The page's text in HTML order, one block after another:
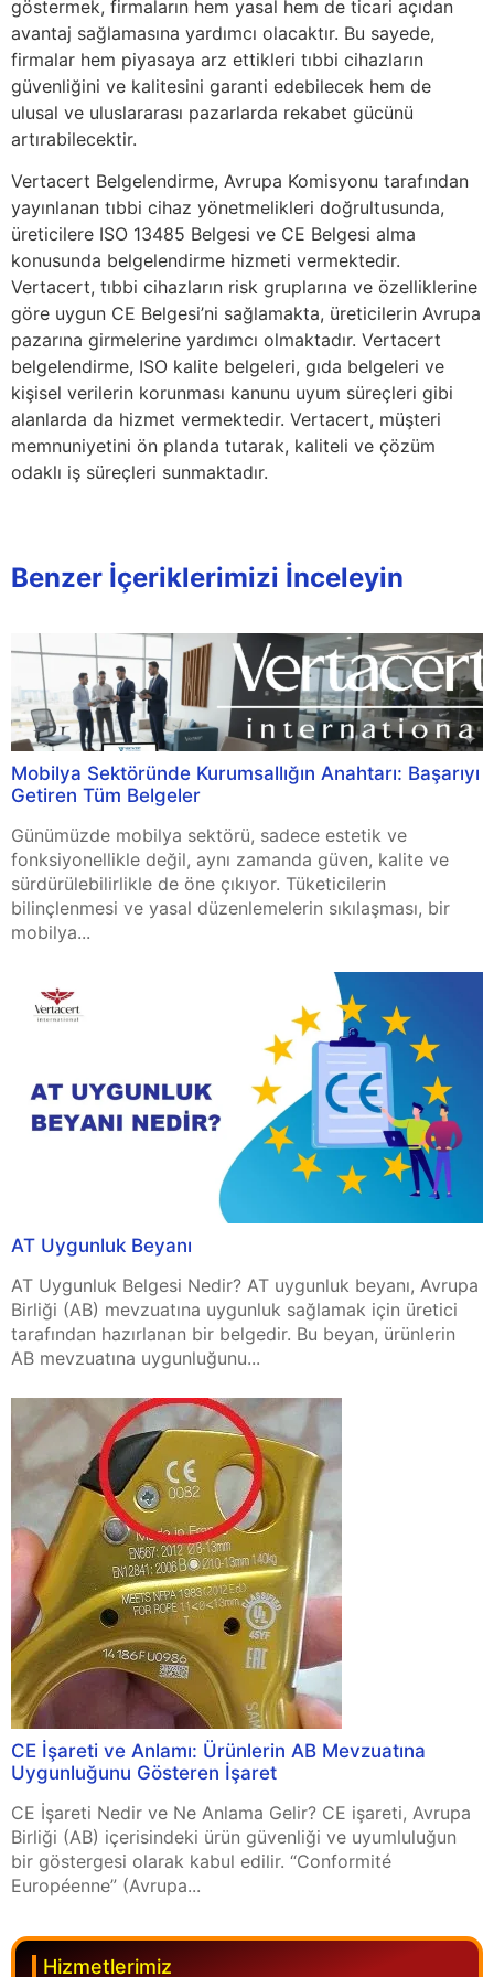
göstermek, firmaların hem yasal hem de ticari açıdan
avantaj sağlamasına yardımcı olacaktır. Bu sayede,
firmalar hem piyasaya arz ettikleri tıbbi cihazların
güvenliğini ve kalitesini garanti edebilecek hem de
ulusal ve uluslararası pazarlarda rekabet gücünü
artırabilecektir.
Vertacert Belgelendirme, Avrupa Komisyonu tarafından
yayınlanan tıbbi cihaz yönetmelikleri doğrultusunda,
üreticilere ISO 13485 Belgesi ve CE Belgesi alma
konusunda belgelendirme hizmeti vermektedir.
Vertacert, tıbbi cihazların risk gruplarına ve özelliklerine
göre uygun CE Belgesi’ni sağlamakta, üreticilerin Avrupa
pazarına girmelerine yardımcı olmaktadır. Vertacert
belgelendirme, ISO kalite belgeleri, gıda belgeleri ve
kişisel verilerin korunması kanunu uyum süreçleri gibi
alanlarda da hizmet vermektedir. Vertacert, müşteri
memnuniyetini ön planda tutarak, kaliteli ve çözüm
odaklı iş süreçleri sunmaktadır.
Benzer İçeriklerimizi İnceleyin
Mobilya Sektöründe Kurumsallığın Anahtarı: Başarıyı
Getiren Tüm Belgeler
Günümüzde mobilya sektörü, sadece estetik ve
fonksiyonellikle değil, aynı zamanda güven, kalite ve
sürdürülebilirlikle de öne çıkıyor. Tüketicilerin
bilinçlenmesi ve yasal düzenlemelerin sıkılaşması, bir
mobilya...
AT Uygunluk Beyanı
AT Uygunluk Belgesi Nedir? AT uygunluk beyanı, Avrupa
Birliği (AB) mevzuatına uygunluk sağlamak için üretici
tarafından hazırlanan bir belgedir. Bu beyan, ürünlerin
AB mevzuatına uygunluğunu...
CE İşareti ve Anlamı: Ürünlerin AB Mevzuatına
Uygunluğunu Gösteren İşaret
CE İşareti Nedir ve Ne Anlama Gelir? CE işareti, Avrupa
Birliği (AB) içerisindeki ürün güvenliği ve uyumluluğun
bir göstergesi olarak kabul edilir. “Conformité
Européenne” (Avrupa...
Hizmetlerimiz